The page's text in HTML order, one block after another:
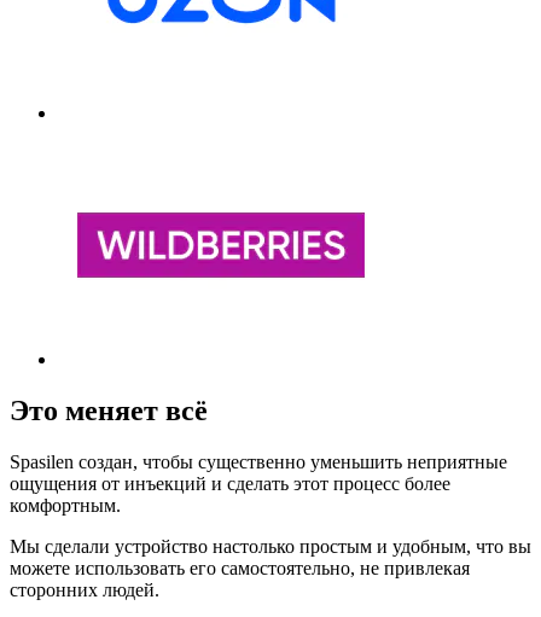
Это меняет всё
Spasilen создан, чтобы существенно уменьшить неприятные
ощущения от инъекций и сделать этот процесс более
комфортным.
Мы сделали устройство настолько простым и удобным, что вы
можете использовать его самостоятельно, не привлекая
сторонних людей.